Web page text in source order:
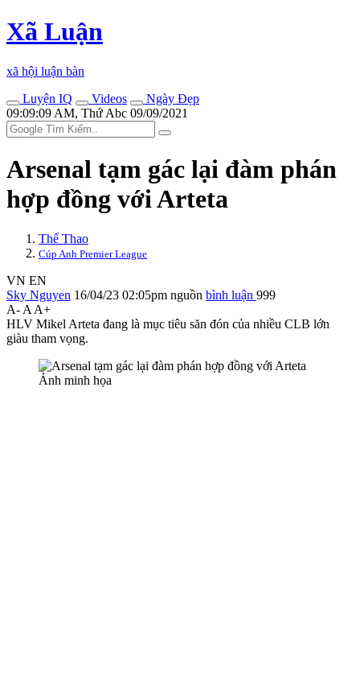
Xã Luận
xã hội luận bàn
Luyện IQ
Videos
Ngày Đẹp
09:09:09 AM, Thứ Abc 09/09/2021
Arsenal tạm gác lại đàm phán
hợp đồng với Arteta
Thể Thao
Cúp Anh Premier League
VN EN
Sky Nguyen 16/04/23 02:05pm nguồn bình luận 999
A- A A+
HLV Mikel Arteta đang là mục tiêu săn đón của nhiều CLB lớn
giàu tham vọng.
Ảnh minh họa